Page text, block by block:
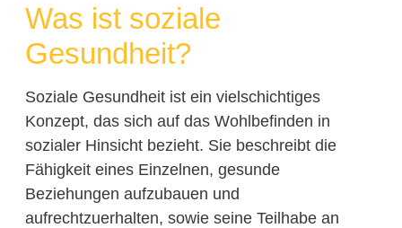
Was ist soziale
Gesundheit?
Soziale Gesundheit ist ein vielschichtiges
Konzept, das sich auf das Wohlbefinden in
sozialer Hinsicht bezieht. Sie beschreibt die
Fähigkeit eines Einzelnen, gesunde
Beziehungen aufzubauen und
aufrechtzuerhalten, sowie seine Teilhabe an